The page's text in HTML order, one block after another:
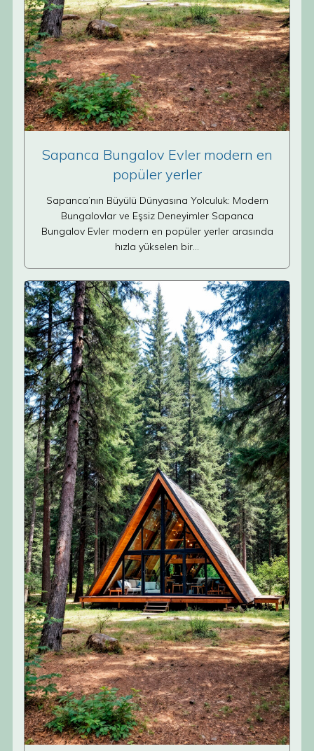
Sapanca Bungalov Evler modern en
popüler yerler
Sapanca’nın Büyülü Dünyasına Yolculuk: Modern
Bungalovlar ve Eşsiz Deneyimler Sapanca
Bungalov Evler modern en popüler yerler arasında
hızla yükselen bir…